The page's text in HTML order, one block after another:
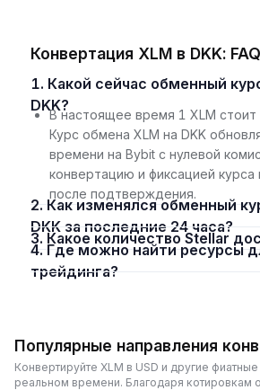
Конвертация XLM в DKK: FAQ
1. Какой сейчас обменный курс 1 XLM на
DKK?
В настоящее время 1 XLM стоит
Курс обмена XLM на DKK
времени на Bybit с нулевой
конвертацию и фиксацией курса
после подтверждения.
2. Как изменялся обменный курс XLM на
DKK за последние 24 часа?
3. Какое количество Stellar
4. Где можно найти ресурсы для изучения
трейдинга?
Популярные направления
Конвертируйте XLM в USD и другие
реальном времени. Благодаря котировкам